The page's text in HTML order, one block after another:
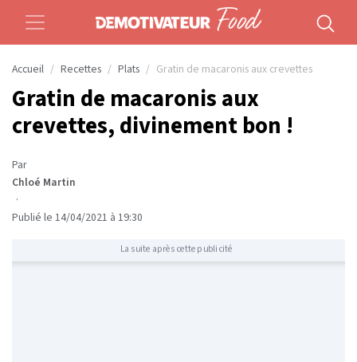
Accueil Recettes Plats Gratin de macaronis aux crevettes
Gratin de macaronis aux
crevettes, divinement bon !
Par
Chloé Martin
·
Publié le 14/04/2021 à 19:30
La suite après cette publicité